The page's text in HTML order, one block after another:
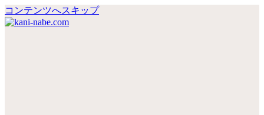
コンテンツへスキップ